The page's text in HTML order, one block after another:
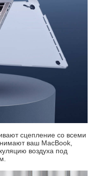
сцепление со всеми
ваш MacBook,
воздуха под